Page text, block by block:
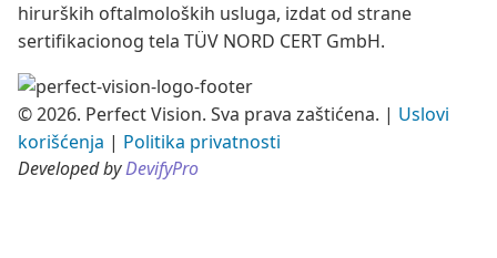
hirurških oftalmoloških usluga, izdat od strane
sertifikacionog tela TÜV NORD CERT GmbH.
© 2026. Perfect Vision. Sva prava zaštićena. | Uslovi
korišćenja | Politika privatnosti
Developed byDevifyPro